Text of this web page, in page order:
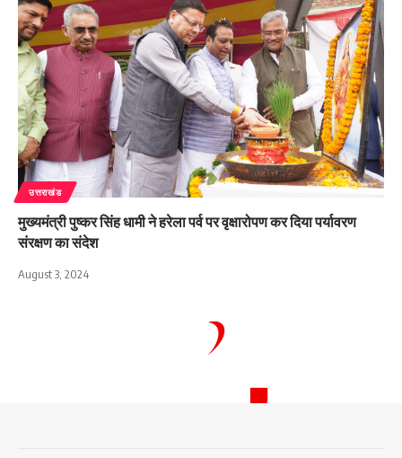
उत्तराखंड
मुख्यमंत्री पुष्कर सिंह धामी ने हरेला पर्व पर वृक्षारोपण कर दिया पर्यावरण
संरक्षण का संदेश
August 3, 2024